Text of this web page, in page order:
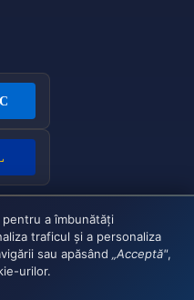
a îmbunătăți
traficul și a personaliza
sau apăsând „Acceptă",
urilor.